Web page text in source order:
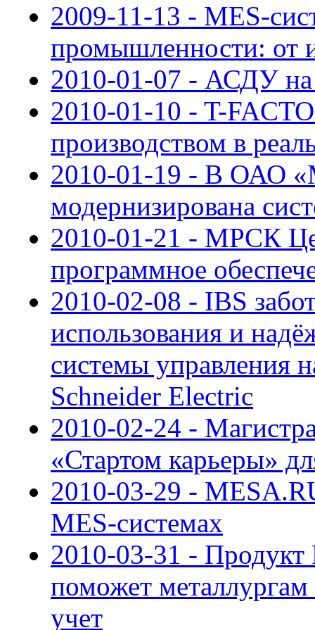
2009-11-13 - MES-
промышленности: от
2010-01-07 - АСДУ на
2010-01-10 - T-
производством в
2010-01-19 - В ОАО
модернизирована
2010-01-21 - МРСК
программное
2010-02-08 - IBS
использования и
системы управления
Schneider Electric
2010-02-24 -
«Стартом карьеры»
2010-03-29 -
MES-системах
2010-03-31 -
поможет
учет